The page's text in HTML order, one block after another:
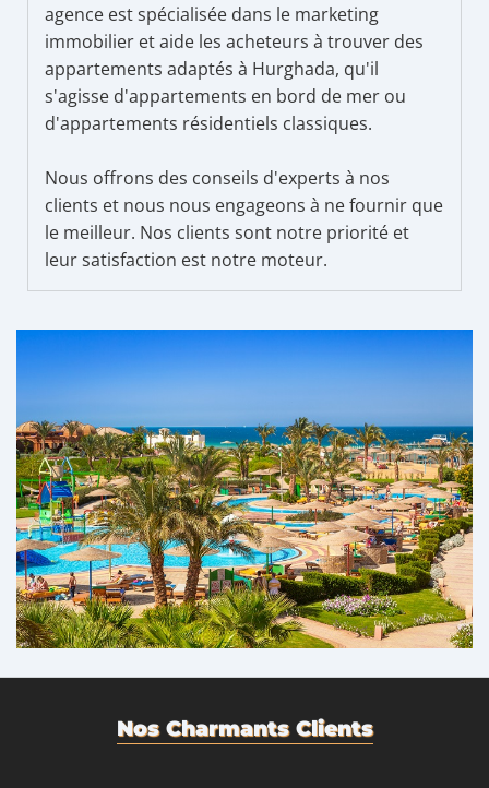
agence est spécialisée dans le marketing
immobilier et aide les acheteurs à trouver des
appartements adaptés à Hurghada, qu'il
s'agisse d'appartements en bord de mer ou
d'appartements résidentiels classiques.
Nous offrons des conseils d'experts à nos
clients et nous nous engageons à ne fournir que
le meilleur. Nos clients sont notre priorité et
leur satisfaction est notre moteur.
Nos Charmants Clients